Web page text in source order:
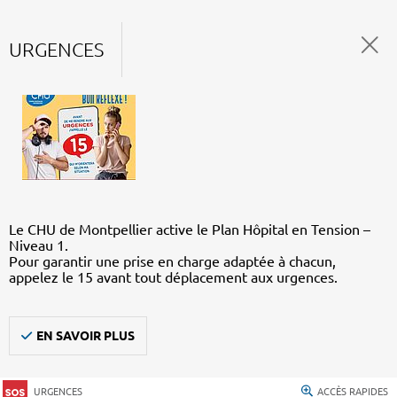
URGENCES
Le CHU de Montpellier active le Plan Hôpital en Tension –
Niveau 1.
Pour garantir une prise en charge adaptée à chacun,
appelez le 15 avant tout déplacement aux urgences.
EN SAVOIR PLUS
URGENCES ACCÈS RAPIDES